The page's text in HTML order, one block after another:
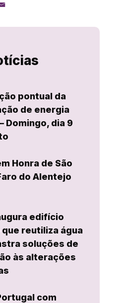
pontual da
de energia
Domingo, dia 9
Honra de São
do Alentejo
edifício
reutiliza água
soluções de
às alterações
com